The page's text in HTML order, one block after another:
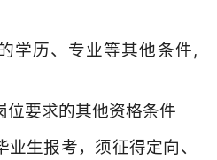
学历、专业等其他条件,
位要求的其他资格条件
生报考，须征得定向、